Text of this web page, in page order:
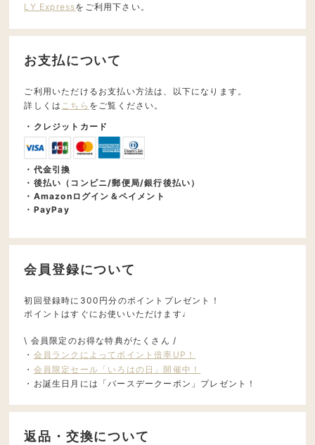
LY Expressをご利用下さい。
お支払について
ご利用いただけるお支払い方法は、以下になります。
詳しくは こちら をご覧ください。
・クレジットカード
・代金引換
・後払い（コンビニ/郵便局/銀行後払い）
・Amazonログイン＆ペイメント
・PayPay
会員登録について
初回登録時に300円分のポイントプレゼント！
ポイントはすぐにお使いいただけます♩
\ 会員限定のお得な特典がたくさん /
・ 会員ランクによってポイント倍率UP！
・ 会員限定セール「いろはの日」開催中！
・お誕生日月には「バースデークーポン」プレゼント！
返品・交換について